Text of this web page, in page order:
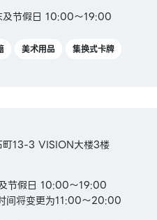
节假日 10:00～19:00
美术用品 集换式卡牌
13-3 VISION大楼3楼
节假日 10:00～19:00
间将变更为11:00～20:00